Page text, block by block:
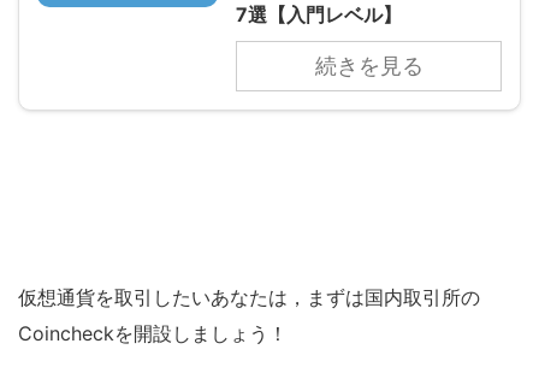
7選【入門レベル】
続きを見る
仮想通貨を取引したいあなたは，まずは国内取引所の
Coincheckを開設しましょう！